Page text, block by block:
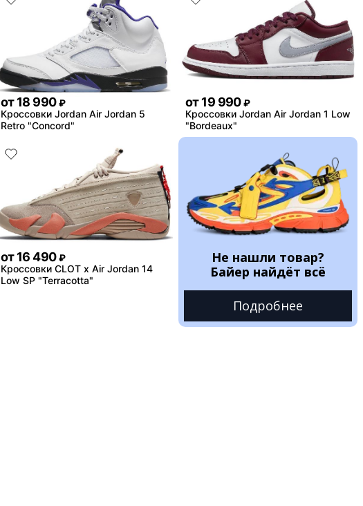
от 18 990 ₽
Кроссовки Jordan Air Jordan 5
Retro "Concord"
от 19 990 ₽
Кроссовки Jordan Air Jordan 1 Low
"Bordeaux"
от 16 490 ₽
Кроссовки CLOT x Air Jordan 14
Low SP "Terracotta"
Не нашли товар?
Байер найдёт всё
Подробнее